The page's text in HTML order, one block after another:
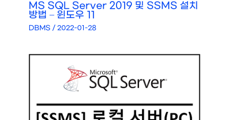
MS SQL Server 2019 및 SSMS 설치
방법 – 윈도우 11
DBMS /2022-01-28